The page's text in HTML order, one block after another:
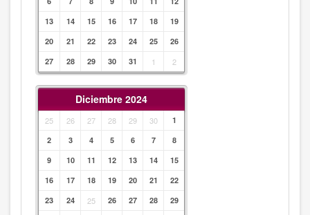
13
14 15 16 17 18
19
20
21 22 23 24 25
26
27
28 29 30 31 1 2
Diciembre 2024
25 26 27 28 29 30
1
2
3 4 5 6 7
8
9
10 11 12 13 14
15
16
17 18 19 20 21
22
23
24 25 26 27 28
29